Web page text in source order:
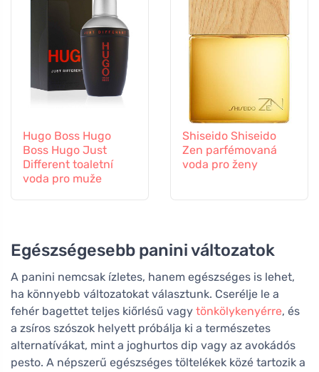
Hugo Boss Hugo
Boss Hugo Just
Different toaletní
voda pro muže
Shiseido Shiseido
Zen parfémovaná
voda pro ženy
Egészségesebb panini változatok
A panini nemcsak ízletes, hanem egészséges is lehet,
ha könnyebb változatokat választunk. Cserélje le a
fehér bagettet teljes kiőrlésű vagy tönkölykenyérre, és
a zsíros szószok helyett próbálja ki a természetes
alternatívákat, mint a joghurtos dip vagy az avokádós
pesto. A népszerű egészséges töltelékek közé tartozik a